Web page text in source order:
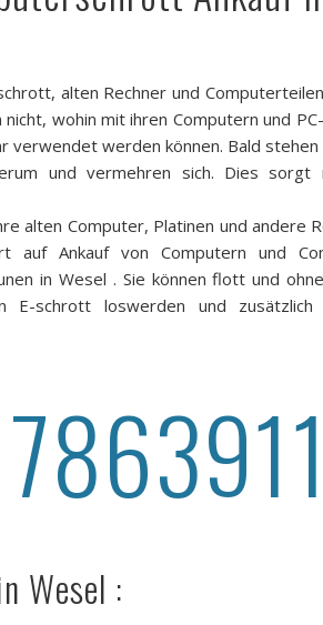
alten Rechner und
wohin mit ihren Computern und
verwendet werden können. Bald
und vermehren sich. Dies sorgt
alten Computer, Platinen und andere
auf Ankauf von Computern und
in Wesel . Sie können flott und
E-schrott loswerden und
Wesel :